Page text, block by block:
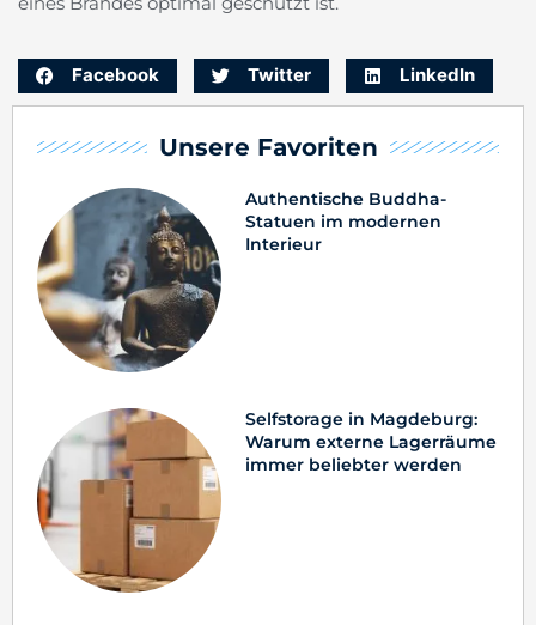
Unsere Favoriten
Authentische Buddha-
Statuen im modernen
Interieur
Selfstorage in Magdeburg:
Warum externe Lagerräume
immer beliebter werden
Facebook Twitter LinkedIn